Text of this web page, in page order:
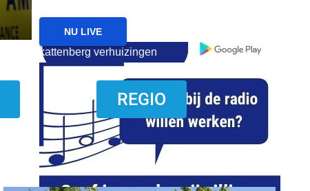
kattenberg verhuizingen
NU LIVE
REGIO